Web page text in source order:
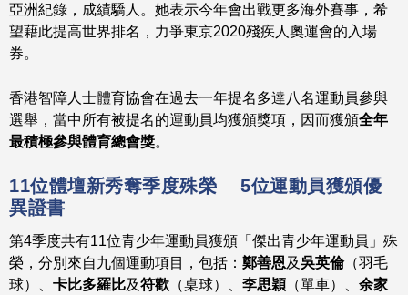
亞洲紀錄，成績驕人。她表示今年會出戰更多海外賽事，希
望藉此提高世界排名，力爭東京2020殘疾人奧運會的入場
券。
香港智障人士體育協會在過去一年提名多達八名運動員參與
選舉，當中所有被提名的運動員均獲頒獎項，因而獲頒全年
最積極參與體育總會獎。
11位體壇新秀奪季度殊榮 5位運動員獲頒優
異證書
第4季度共有11位青少年運動員獲頒「傑出青少年運動員」殊
榮，分別來自九個運動項目，包括： 鄭善恩及吳英倫（羽毛
球）、 卡比多羅比及符歡 （桌球）、 李思穎 （單車）、 余家